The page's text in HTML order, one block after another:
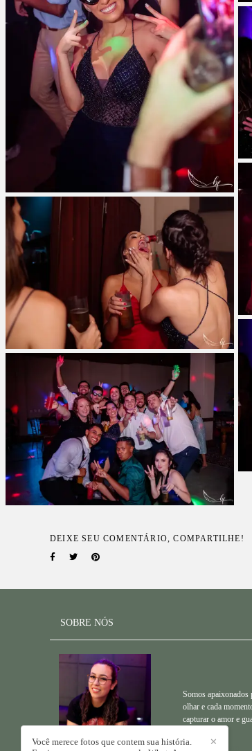
DEIXE SEU COMENTÁRIO, COMPARTILHE!
SOBRE NÓS
Somos apaixonados
olhar e cada
capturar o amor e
Saiba mais
✕
Você merece fotos que contem sua história.